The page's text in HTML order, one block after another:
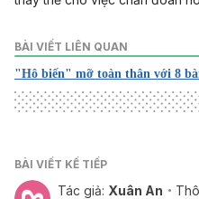
BÀI VIẾT LIÊN QUAN
"Hô biến" mỡ toàn thân với 8
BÀI VIẾT KẾ TIẾP
Tác giả: Xuân An